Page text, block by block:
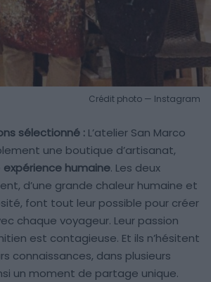
Crédit photo — Instagram
sélectionné : L’atelier San Marco
une boutique d’artisanat,
expérience humaine. Les deux
d’une grande chaleur humaine et
font tout leur possible pour créer
chaque voyageur. Leur passion
est contagieuse. Et ils n’hésitent
connaissances, dans plusieurs
un moment de partage unique.